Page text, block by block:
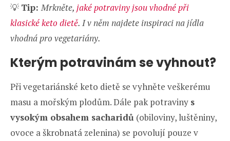
💡 Tip:Mrkněte, jaké potraviny jsou vhodné při
klasické keto dietě. I v něm najdete inspiraci na jídla
vhodná pro vegetariány.
Kterým potravinám se vyhnout?
Při vegetariánské keto dietě se vyhněte veškerému
masu a mořským plodům. Dále pak potraviny s
vysokým obsahem sacharidů (obiloviny, luštěniny,
ovoce a škrobnatá zelenina) se povolují pouze v